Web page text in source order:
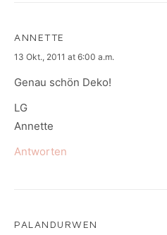
ANNETTE
says:
13 Okt., 2011 at 6:00 a.m.
Genau schön Deko!
LG
Annette
Antworten
PALANDURWEN